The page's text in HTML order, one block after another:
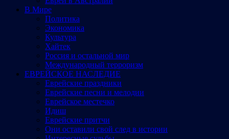
В Мире
Политика
Экономика
Культура
Хайтек
Россия и остальной мир
Международный терроризм
ЕВРЕЙСКОЕ НАСЛЕДИЕ
Еврейские праздники
Еврейские песни и мелодии
Еврейское местечко
Идиш
Еврейские притчи
Они оставили свой след в истории